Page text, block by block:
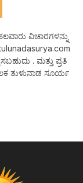
ವಿಚಾರಗಳನ್ನು
. ಮತ್ತು ಪ್ರತಿ
ತುಳುನಾಡ ಸೂರ್ಯ